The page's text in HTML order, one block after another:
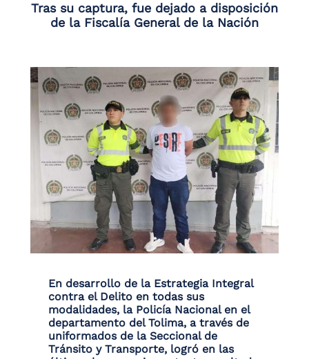
Tras su captura, fue dejado a disposición
de la Fiscalía General de la Nación
En desarrollo de la Estrategia Integral
contra el Delito en todas sus
modalidades, la Policía Nacional en el
departamento del Tolima, a través de
uniformados de la Seccional de
Tránsito y Transporte, logró en las